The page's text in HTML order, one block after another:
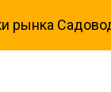
рынка